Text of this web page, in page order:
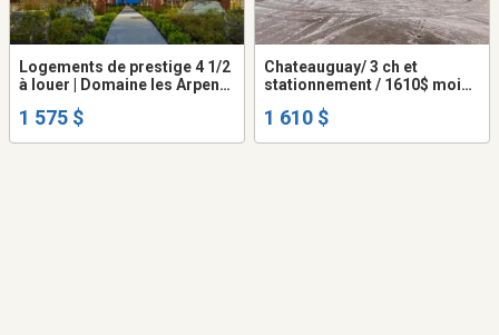
Logements de prestige 4 1/2
à louer | Domaine les Arpents
1 575 $
Chateauguay/ 3 ch et
stationnement / 1610$ mois-
1 610 $